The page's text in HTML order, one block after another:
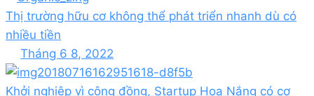
Thị trường hữu cơ không thể phát triển nhanh dù có
nhiều tiền
Tháng 6 8, 2022
Khởi nghiệp vì cộng đồng, Startup Hoa Nắng có cơ